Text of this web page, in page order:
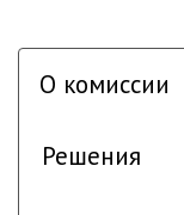
О комиссии
Решения